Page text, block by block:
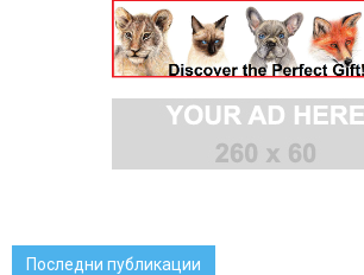
Последни публикации